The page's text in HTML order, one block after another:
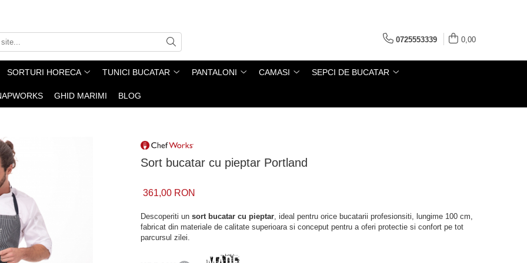
0725553339 0,00
SORTURI HORECA TUNICI BUCATAR PANTALONI CAMASI SEPCI DE BUCATAR
GHID MARIMI BLOG
Sort bucatar cu pieptar Portland
361,00 RON
Descoperiti un sort bucatar cu pieptar, ideal pentru orice bucatarii profesionsiti, lungime 100 cm,
fabricat din materiale de calitate superioara si conceput pentru a oferi protectie si confort pe tot
parcursul zilei.